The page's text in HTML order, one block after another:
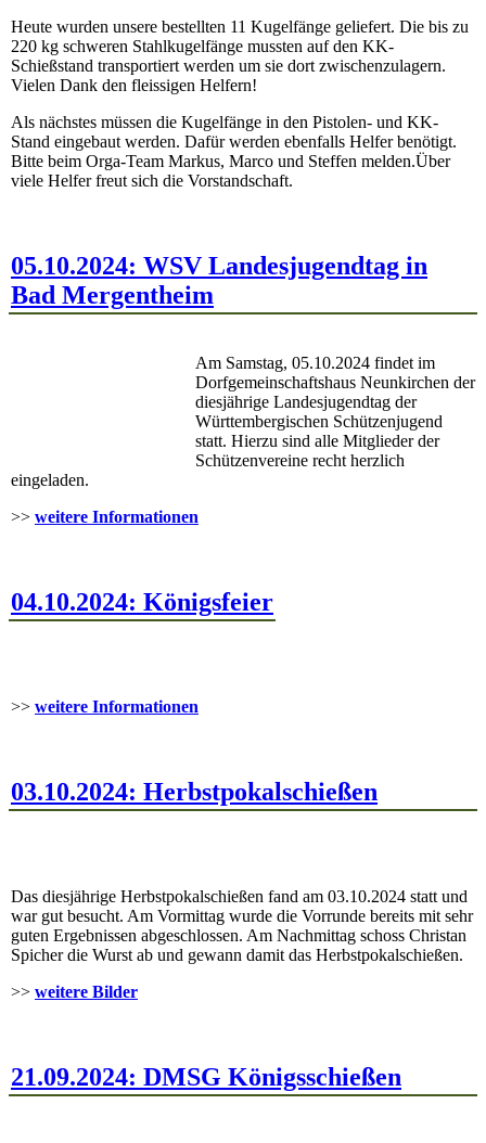
Heute wurden unsere bestellten 11 Kugelfänge geliefert. Die bis zu
220 kg schweren Stahlkugelfänge mussten auf den KK-
Schießstand transportiert werden um sie dort zwischenzulagern.
Vielen Dank den fleissigen Helfern!
Als nächstes müssen die Kugelfänge in den Pistolen- und KK-
Stand eingebaut werden. Dafür werden ebenfalls Helfer benötigt.
Bitte beim Orga-Team Markus, Marco und Steffen melden.Über
viele Helfer freut sich die Vorstandschaft.
05.10.2024: WSV Landesjugendtag in
Bad Mergentheim
Am Samstag, 05.10.2024 findet im
Dorfgemeinschaftshaus Neunkirchen der
diesjährige Landesjugendtag der
Württembergischen Schützenjugend
statt. Hierzu sind alle Mitglieder der
Schützenvereine recht herzlich
eingeladen.
>> weitere Informationen
04.10.2024: Königsfeier
>> weitere Informationen
03.10.2024: Herbstpokalschießen
Das diesjährige Herbstpokalschießen fand am 03.10.2024 statt und
war gut besucht. Am Vormittag wurde die Vorrunde bereits mit sehr
guten Ergebnissen abgeschlossen. Am Nachmittag schoss Christan
Spicher die Wurst ab und gewann damit das Herbstpokalschießen.
>> weitere Bilder
21.09.2024: DMSG Königsschießen